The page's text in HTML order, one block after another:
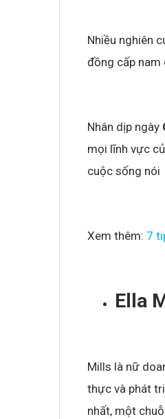
Nhiều nghiên
đồng cấp
Nhân dịp ngày
mọi lĩnh vực
cuộc sống nói
Xem thêm: 7
Ella
Mills là nữ
thực và phát
nhất, một
Không khí
sóng